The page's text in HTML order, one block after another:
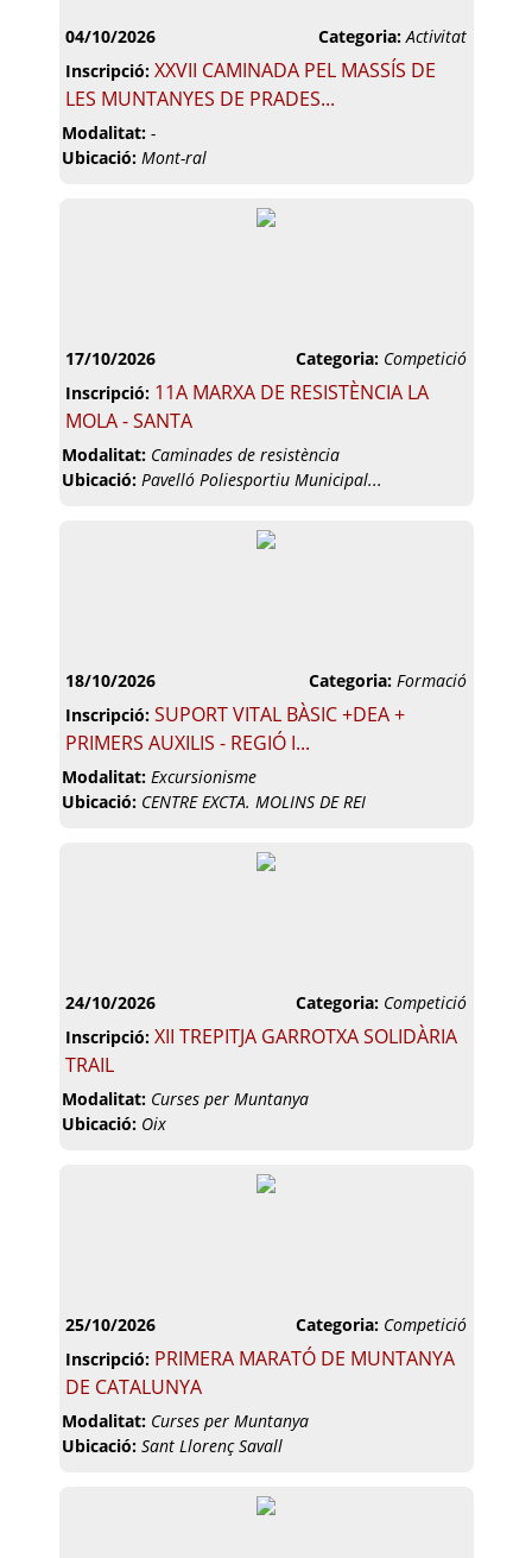
04/10/2026 Categoria: Activitat
Inscripció: XXVII CAMINADA PEL MASSÍS DE
LES MUNTANYES DE PRADES...
Modalitat: -
Ubicació: Mont-ral
17/10/2026 Categoria: Competició
Inscripció: 11A MARXA DE RESISTÈNCIA LA
MOLA - SANTA
Modalitat: Caminades de resistència
Ubicació: Pavelló Poliesportiu Municipal...
18/10/2026 Categoria: Formació
Inscripció: SUPORT VITAL BÀSIC +DEA +
PRIMERS AUXILIS - REGIÓ I...
Modalitat: Excursionisme
Ubicació: CENTRE EXCTA. MOLINS DE REI
24/10/2026 Categoria: Competició
Inscripció: XII TREPITJA GARROTXA SOLIDÀRIA
TRAIL
Modalitat: Curses per Muntanya
Ubicació: Oix
25/10/2026 Categoria: Competició
Inscripció: PRIMERA MARATÓ DE MUNTANYA
DE CATALUNYA
Modalitat: Curses per Muntanya
Ubicació: Sant Llorenç Savall